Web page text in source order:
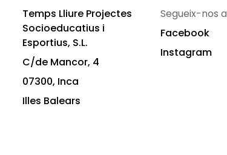
Temps Lliure Projectes
Socioeducatius i
Esportius, S.L.
C/de Mancor, 4
07300, Inca
Illes Balears
Segueix-nos a
Facebook
Instagram